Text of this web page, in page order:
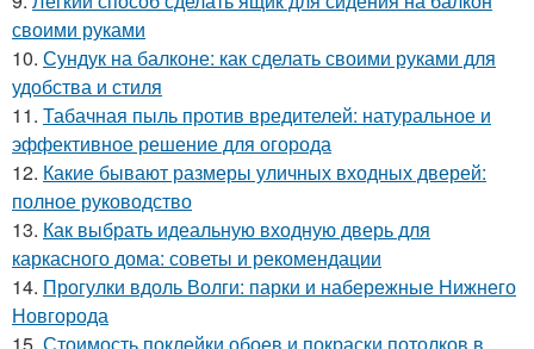
своими руками
10. Сундук на балконе: как сделать своими руками для
удобства и стиля
11. Табачная пыль против вредителей: натуральное и
эффективное решение для огорода
12. Какие бывают размеры уличных входных дверей:
полное руководство
13. Как выбрать идеальную входную дверь для
каркасного дома: советы и рекомендации
14. Прогулки вдоль Волги: парки и набережные Нижнего
Новгорода